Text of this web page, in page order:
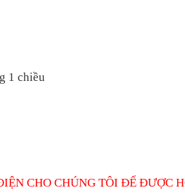
1 chiều
CHO CHÚNG TÔI ĐỂ ĐƯỢC